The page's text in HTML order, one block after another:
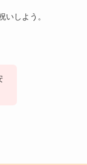
いしよう。